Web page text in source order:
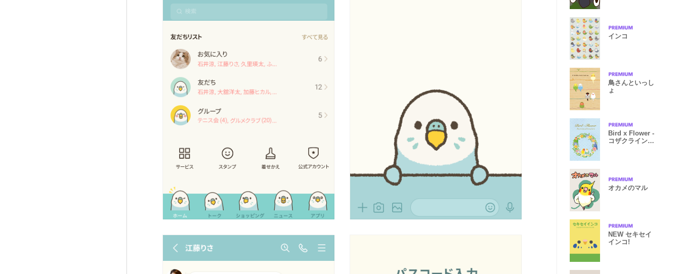
インコ
鳥さんといっし
ょ
Bird x Flower -
コザクライン
オカメのマル
NEW セキセイ
インコ!